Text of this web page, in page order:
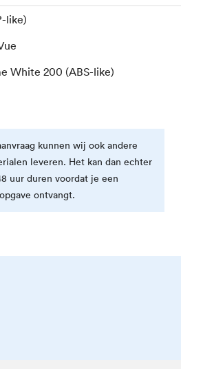
like)
White 200 (ABS-like)
kunnen wij ook andere
leveren. Het kan dan echter
uur duren voordat je een
ontvangt.